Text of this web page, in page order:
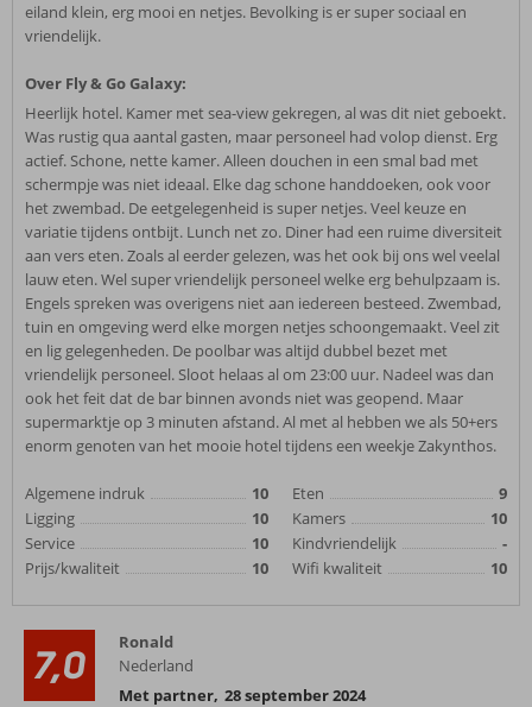
eiland klein, erg mooi en netjes. Bevolking is er super sociaal en
vriendelijk.
Over Fly & Go Galaxy:
Heerlijk hotel. Kamer met sea-view gekregen, al was dit niet geboekt.
Was rustig qua aantal gasten, maar personeel had volop dienst. Erg
actief. Schone, nette kamer. Alleen douchen in een smal bad met
schermpje was niet ideaal. Elke dag schone handdoeken, ook voor
het zwembad. De eetgelegenheid is super netjes. Veel keuze en
variatie tijdens ontbijt. Lunch net zo. Diner had een ruime diversiteit
aan vers eten. Zoals al eerder gelezen, was het ook bij ons wel veelal
lauw eten. Wel super vriendelijk personeel welke erg behulpzaam is.
Engels spreken was overigens niet aan iedereen besteed. Zwembad,
tuin en omgeving werd elke morgen netjes schoongemaakt. Veel zit
en lig gelegenheden. De poolbar was altijd dubbel bezet met
vriendelijk personeel. Sloot helaas al om 23:00 uur. Nadeel was dan
ook het feit dat de bar binnen avonds niet was geopend. Maar
supermarktje op 3 minuten afstand. Al met al hebben we als 50+ers
enorm genoten van het mooie hotel tijdens een weekje Zakynthos.
Algemene indruk
10
Ligging
10
Service
10
Prijs/kwaliteit
10
Eten
9
Kamers
10
Kindvriendelijk
-
Wifi kwaliteit
10
7,0
Ronald
Nederland
Met partner, 28 september 2024